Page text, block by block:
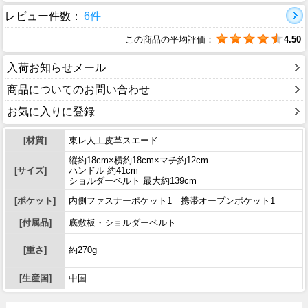
レビュー件数： 6件
この商品の平均評価： 4.50
入荷お知らせメール
商品についてのお問い合わせ
お気に入りに登録
[材質] 東レ人工皮革スエード
[サイズ]
縦約18cm×横約18cm×マチ約12cm
ハンドル 約41cm
ショルダーベルト 最大約139cm
[ポケット]
内側ファスナーポケット1 携帯オープンポケット1
[付属品] 底敷板・ショルダーベルト
[重さ] 約270g
[生産国] 中国